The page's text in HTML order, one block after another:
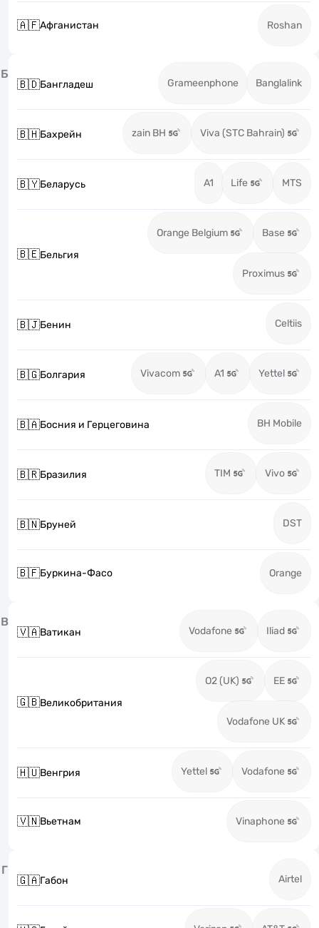
🇦🇫Афганистан Roshan
Б
🇧🇩Бангладеш Grameenphone Banglalink
🇧🇭Бахрейн zain BH Viva (STC Bahrain)
🇧🇾Беларусь A1 Life MTS
🇧🇪Бельгия
Orange Belgium Base
Proximus
🇧🇯Бенин Celtiis
🇧🇬Болгария Vivacom A1 Yettel
🇧🇦Босния и Герцеговина BH Mobile
🇧🇷Бразилия TIM Vivo
🇧🇳Бруней DST
🇧🇫Буркина-Фасо Orange
В
🇻🇦Ватикан Vodafone Iliad
🇬🇧Великобритания
O2 (UK) EE
Vodafone UK
🇭🇺Венгрия Yettel Vodafone
🇻🇳Вьетнам Vinaphone
Г
🇬🇦Габон Airtel